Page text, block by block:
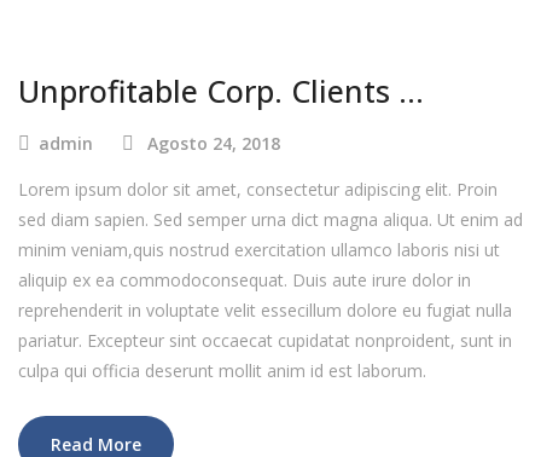
Unprofitable Corp. Clients …
admin
Agosto 24, 2018
Lorem ipsum dolor sit amet, consectetur adipiscing elit. Proin
sed diam sapien. Sed semper urna dict magna aliqua. Ut enim ad
minim veniam,quis nostrud exercitation ullamco laboris nisi ut
aliquip ex ea commodoconsequat. Duis aute irure dolor in
reprehenderit in voluptate velit essecillum dolore eu fugiat nulla
pariatur. Excepteur sint occaecat cupidatat nonproident, sunt in
culpa qui officia deserunt mollit anim id est laborum.
Read More